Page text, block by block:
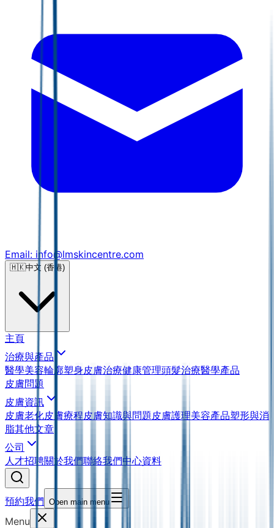
Email: info@lmskincentre.com
🇭🇰中文 (香港)
主頁
治療與產品
醫學美容輪廓塑身皮膚治療健康管理頭髮治療醫學產品
皮膚問題
皮膚資訊
皮膚老化皮膚療程皮膚知識與問題皮膚護理美容產品塑形與消
脂其他文章
公司
人才招聘關於我們聯絡我們中心資料
預約我們 Open main menu
Menu